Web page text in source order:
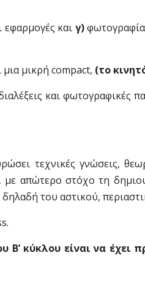
και γ)
μικρή compact, (το
και φωτογραφικές
τεχνικές γνώσεις,
απώτερο στόχο τη
του αστικού,
κύκλου είναι να έχει